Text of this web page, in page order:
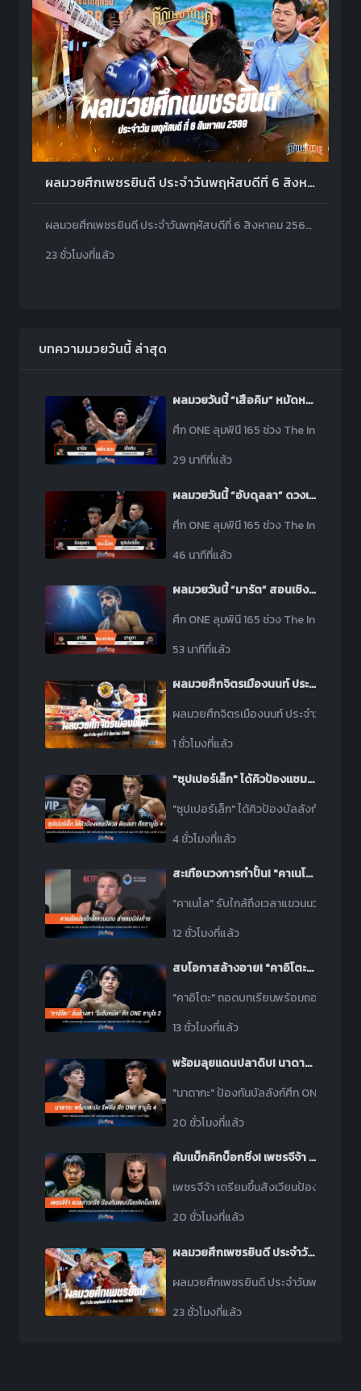
ผลมวยศึกเพชรยินดี ประจำวันพฤหัสบดีที่ 6 สิงหาคม 2569
ผลมวยศึกเพชรยินดี ประจำวันพฤหัสบดีที่ 6 สิงหาคม 2569 โดยมีคู่เอกดุเดือดช่วงที่ 2 เป็น จิ๊กซอว์ แอ๊ดสันป่าตอง พบ ดาวินชี่ ลัคกี้บันเทิง
23 ชั่วโมงที่แล้ว
บทความมวยวันนี้ ล่าสุด
ผลมวยวันนี้ “เสือคิม” หมัดหนักล้มยักษ์! ชนะแต้ม “นาบิล” ไม่เอกฉันท์ รับโบนัส 1.7 ล้านบาท
ศึก ONE ลุมพินี 165 ช่วง The Inner
29 นาทีที่แล้ว
ผลมวยวันนี้ “อับดุลลา” ดวงเฮง! ชนะน็อค “ซุปเปอร์เล็ก” ยก 2 เหตุเจ็บเข่าทำพิษ
ศึก ONE ลุมพินี 165 ช่วง The Inner
46 นาทีที่แล้ว
ผลมวยวันนี้ “มารัต” สอนเชิง! ชนะแต้ม “มามูกา” ลิ่วทัวร์นาเมนต์ คิกบ็อกซิง
ศึก ONE ลุมพินี 165 ช่วง The Inner
53 นาทีที่แล้ว
ผลมวยศึกจิตรเมืองนนท์ ประจำวันศุกร์ที่ 7 สิงหาคม 2569
ผลมวยศึกจิตรเมืองนนท์ ประจำวันศุกร์ที่
1 ชั่วโมงที่แล้ว
"ซุปเปอร์เล็ก" ได้คิวป้องแชมป์ดวล "ดิเบลลา" ศึก ONE ซามูไร 4
"ซุปเปอร์เล็ก" ได้คิวป้องบัลลังก์! ท้าชน "
4 ชั่วโมงที่แล้ว
สะเทือนวงการกำปั้น! "คาเนโล" เปรยเตรียมรีไทร์ เล็งศึกใหญ่ล่าแชมป์ส่งท้าย
"คาเนโล" รับใกล้ถึงเวลาแขวนนวม! ปรับ
12 ชั่วโมงที่แล้ว
สบโอกาสล้างอาย! "คาอิโตะ" ปักป้ายสยบ "โมฮัมหมัด" ศึก ONE ซามูไร 2
"คาอิโตะ" ถอดบทเรียนพร้อมถอนแค้น!
13 ชั่วโมงที่แล้ว
พร้อมลุยแดนปลาดิบ! นาดากะ ปักป้ายสยบ รีฟดีน ศึก ONE ซามูไร 4
"นาดากะ" ป้องกันบัลลังก์ศึก ONE ซามูไ
20 ชั่วโมงที่แล้ว
คัมแบ็กคิกบ็อกซิ่ง! เพชรจีจ้า ป้องบัลลังก์รับมือ ปริฟตี ยอดมวยกรีก
เพชรจีจ้า เตรียมขึ้นสังเวียนป้องกันแชม
20 ชั่วโมงที่แล้ว
ผลมวยศึกเพชรยินดี ประจำวันพฤหัสบดีที่ 6 สิงหาคม 2569
ผลมวยศึกเพชรยินดี ประจำวันพฤหัสบดี
23 ชั่วโมงที่แล้ว